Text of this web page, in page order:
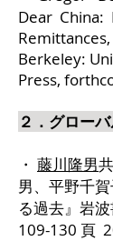
Dear
Remittances,
Berkeley:
Press,
２．グロー
・ 藤川隆男
男、平野千
る過去』岩
109-130 頁